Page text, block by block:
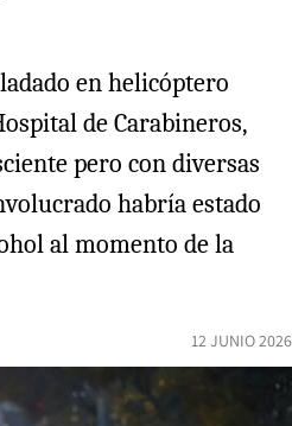
en helicóptero
de Carabineros,
pero con diversas
habría estado
al momento de la
12 JUNIO 2026